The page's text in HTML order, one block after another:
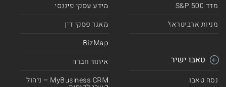
מדד 500 S&P
מניות ארביטראז'
טאבו ישיר
נסח טאבו
מידע עסקי פיננסי
מאגר פסקי דין
BizMap
איתור חברה
MyBusiness CRM – ניהול